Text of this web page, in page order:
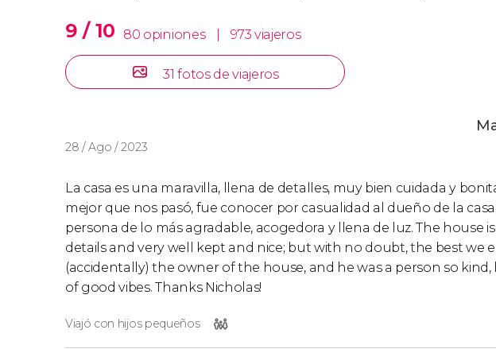
9 / 10 80 opiniones 973 viajeros
31 fotos de viajeros
28 / Ago / 2023
La casa es una maravilla, llena de detalles, muy bien cuidada y
mejor que nos pasó, fue conocer por casualidad al dueño de la
persona de lo más agradable, acogedora y llena de luz. The house
details and very well kept and nice; but with no doubt, the best we
(accidentally) the owner of the house, and he was a person so
of good vibes. Thanks Nicholas!
Viajó con hijos pequeños